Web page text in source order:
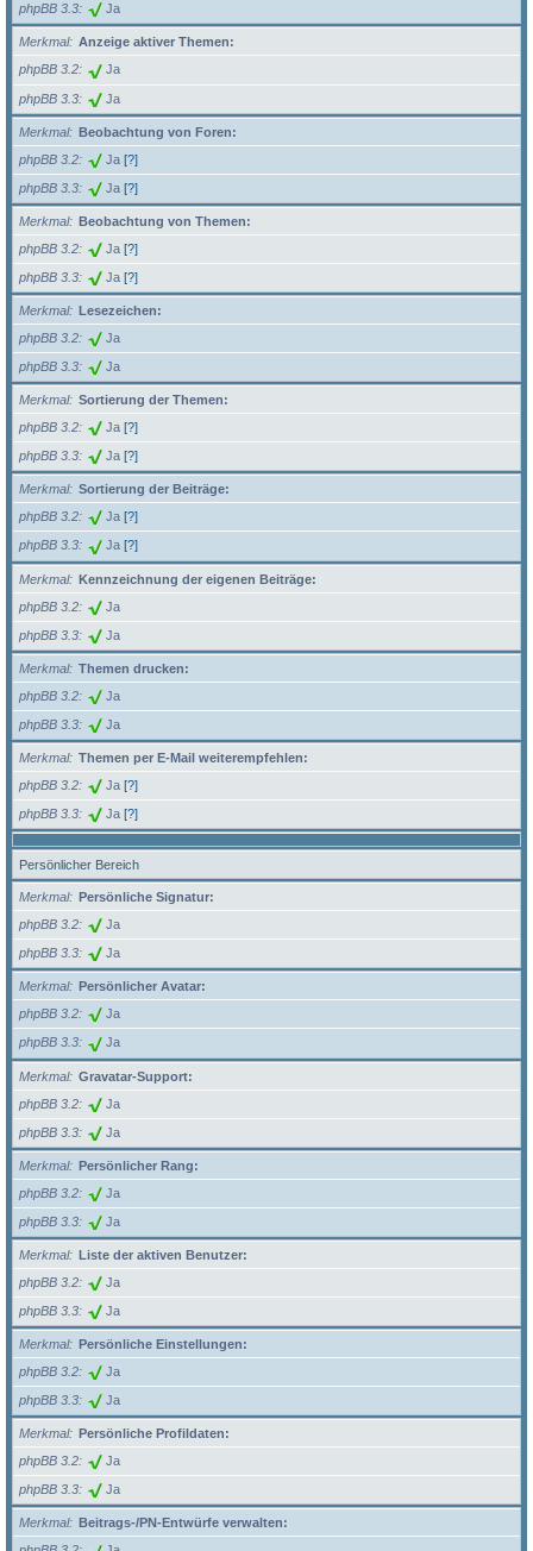
phpBB 3.3 Ja
Merkmal
Anzeige aktiver Themen:
phpBB 3.2
Ja
phpBB 3.3 Ja
Merkmal
Beobachtung von Foren:
phpBB 3.2
Ja [?]
phpBB 3.3 Ja [?]
Merkmal
Beobachtung von Themen:
phpBB 3.2
Ja [?]
phpBB 3.3 Ja [?]
Merkmal
Lesezeichen:
phpBB 3.2
Ja
phpBB 3.3 Ja
Merkmal
Sortierung der Themen:
phpBB 3.2
Ja [?]
phpBB 3.3 Ja [?]
Merkmal
Sortierung der Beiträge:
phpBB 3.2
Ja [?]
phpBB 3.3 Ja [?]
Merkmal
Kennzeichnung der eigenen Beiträge:
phpBB 3.2
Ja
phpBB 3.3 Ja
Merkmal
Themen drucken:
phpBB 3.2
Ja
phpBB 3.3 Ja
Merkmal
Themen per E-Mail weiterempfehlen:
phpBB 3.2
Ja [?]
phpBB 3.3 Ja [?]
Persönlicher Bereich
Merkmal
Persönliche Signatur:
phpBB 3.2
Ja
phpBB 3.3 Ja
Merkmal
Persönlicher Avatar:
phpBB 3.2
Ja
phpBB 3.3 Ja
Merkmal
Gravatar-Support:
phpBB 3.2
Ja
phpBB 3.3 Ja
Merkmal
Persönlicher Rang:
phpBB 3.2
Ja
phpBB 3.3 Ja
Merkmal
Liste der aktiven Benutzer:
phpBB 3.2
Ja
phpBB 3.3 Ja
Merkmal
Persönliche Einstellungen:
phpBB 3.2
Ja
phpBB 3.3 Ja
Merkmal
Persönliche Profildaten:
phpBB 3.2
Ja
phpBB 3.3 Ja
Merkmal
Beitrags-/PN-Entwürfe verwalten: